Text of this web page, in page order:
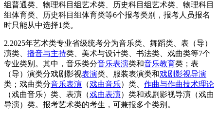
组普通类、物理科目组艺术类、历史科目组艺术类、物理科目
组体育类、历史科目组体育类等6个报考类别，报考人员报名
时只能从中选择1类。
2.2025年艺术类专业省级统考分为音乐类、舞蹈类、表（导）
演类、 播音与主持类、美术与设计类、书法类、戏曲类等7个
专业类别。其中，音乐类分音乐表演类和音乐教育类；表
（导）演类分戏剧影视表演类、服装表演类和戏剧影视导演
类；戏曲类分音乐表演 （戏曲音乐）类、 作曲与作曲技术理论
（戏曲音乐）类、表演（戏曲表演）类和戏剧影视导演（戏曲
导演）类。报考艺术类的考生，可兼报多个类别。